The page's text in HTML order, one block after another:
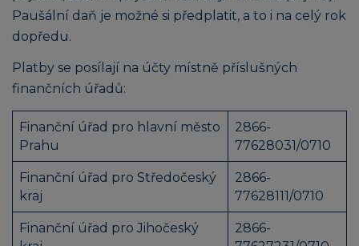
Paušální daň je možné si předplatit, a to i na celý rok
dopředu.
Platby se posílají na účty místně příslušných
finančních úřadů:
Finanční úřad pro hlavní město
Prahu
2866-
77628031/0710
Finanční úřad pro Středočeský
kraj
2866-
77628111/0710
Finanční úřad pro Jihočeský
2866-